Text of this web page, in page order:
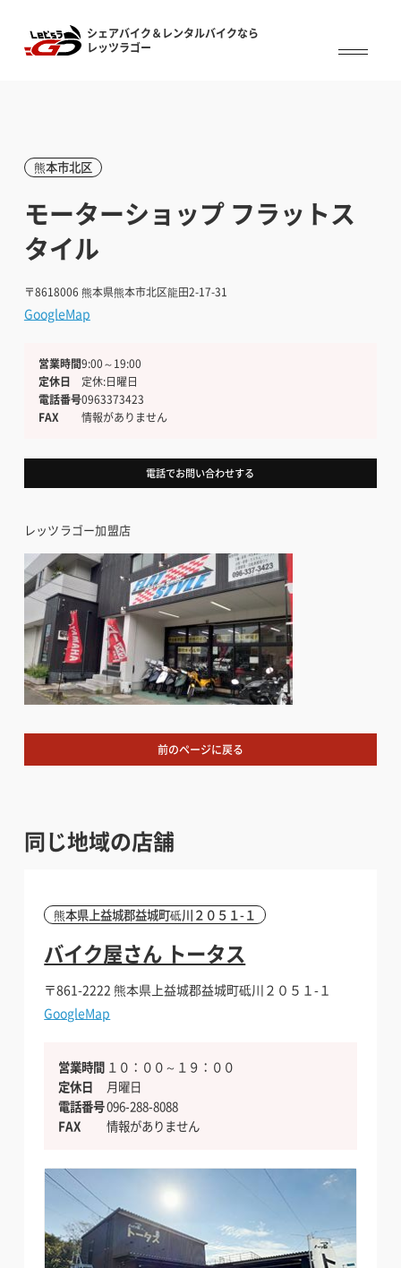
シェアバイク＆レンタルバイクなら
レッツラゴー
シェアバイク&レンタルバイクなら
レッツラゴー
熊本市北区
モーターショップ フラットス
タイル
〒8618006 熊本県熊本市北区龍田2-17-31
GoogleMap
営業時間9:00～19:00
定休日
定休:日曜日
電話番号0963373423
FAX
情報がありません
電話でお問い合わせする
レッツラゴー加盟店
前のページに戻る
同じ地域の店舗
熊本県上益城郡益城町砥川２０５１-１
バイク屋さん トータス
〒861-2222熊本県上益城郡益城町砥川２０５１-１
GoogleMap
営業時間 １０：００～１９：００
定休日
月曜日
電話番号096-288-8088
FAX
情報がありません